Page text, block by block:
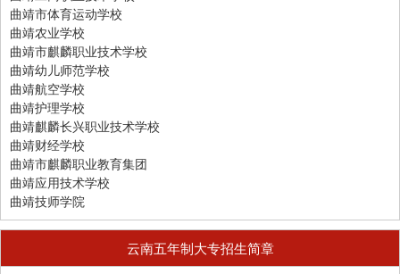
曲靖市体育运动学校
曲靖农业学校
曲靖市麒麟职业技术学校
曲靖幼儿师范学校
曲靖航空学校
曲靖护理学校
曲靖麒麟长兴职业技术学校
曲靖财经学校
曲靖市麒麟职业教育集团
曲靖应用技术学校
曲靖技师学院
云南五年制大专招生简章